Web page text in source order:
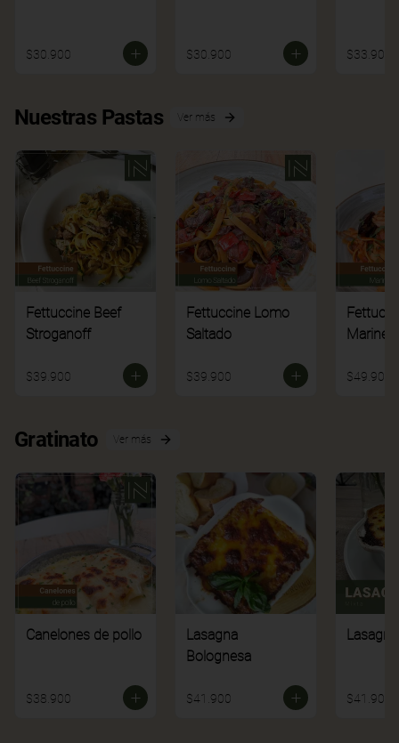
$30.900 $30.900 $33.900
Nuestras Pastas Ver más
Fettuccine Beef
Stroganoff
$39.900
Fettuccine Lomo
Saltado
$39.900
Marinera
$49.900
Gratinato Ver más
Canelones de pollo
$38.900
Lasagna
Bolognesa
$41.900 $41.900